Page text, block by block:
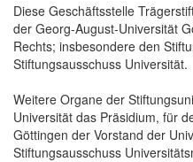
Diese Geschäftsstelle
der Georg-August-Universität
Rechts; insbesondere den
Stiftungsausschuss Universität.
Weitere Organe der
Universität das Präsidium, für
Göttingen der Vorstand der
Stiftungsausschuss